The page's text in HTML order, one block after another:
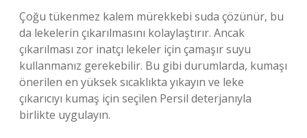
Çoğu tükenmez kalem mürekkebi suda çözünür, bu
da lekelerin çıkarılmasını kolaylaştırır. Ancak
çıkarılması zor inatçı lekeler için çamaşır suyu
kullanmanız gerekebilir. Bu gibi durumlarda, kumaşı
önerilen en yüksek sıcaklıkta yıkayın ve leke
çıkarıcıyı kumaş için seçilen Persil deterjanıyla
birlikte uygulayın.